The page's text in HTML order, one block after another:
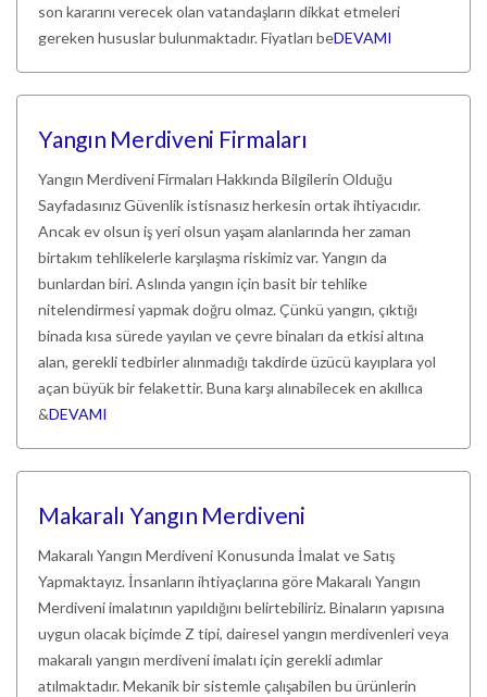
son kararını verecek olan vatandaşların dikkat etmeleri
gereken hususlar bulunmaktadır. Fiyatları beDEVAMI
Yangın Merdiveni Firmaları
Yangın Merdiveni Firmaları Hakkında Bilgilerin Olduğu
Sayfadasınız Güvenlik istisnasız herkesin ortak ihtiyacıdır.
Ancak ev olsun iş yeri olsun yaşam alanlarında her zaman
birtakım tehlikelerle karşılaşma riskimiz var. Yangın da
bunlardan biri. Aslında yangın için basit bir tehlike
nitelendirmesi yapmak doğru olmaz. Çünkü yangın, çıktığı
binada kısa sürede yayılan ve çevre binaları da etkisi altına
alan, gerekli tedbirler alınmadığı takdirde üzücü kayıplara yol
açan büyük bir felakettir. Buna karşı alınabilecek en akıllıca
&DEVAMI
Makaralı Yangın Merdiveni
Makaralı Yangın Merdiveni Konusunda İmalat ve Satış
Yapmaktayız. İnsanların ihtiyaçlarına göre Makaralı Yangın
Merdiveni imalatının yapıldığını belirtebiliriz. Binaların yapısına
uygun olacak biçimde Z tipi, dairesel yangın merdivenleri veya
makaralı yangın merdiveni imalatı için gerekli adımlar
atılmaktadır. Mekanik bir sistemle çalışabilen bu ürünlerin